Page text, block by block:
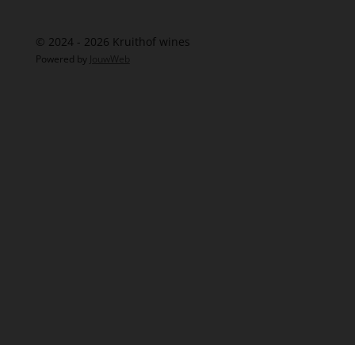
© 2024 - 2026 Kruithof wines
Powered by JouwWeb